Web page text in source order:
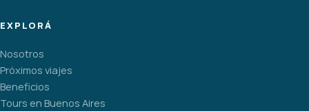
EXPLORÁ
Nosotros
Próximos viajes
Beneficios
Tours en Buenos Aires